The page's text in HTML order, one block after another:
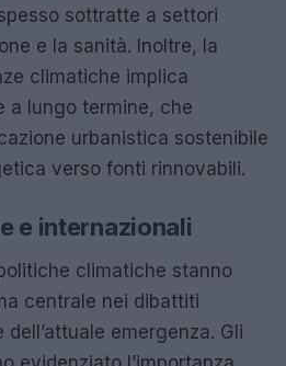
sottratte a settori
e la sanità. Inoltre, la
climatiche implica
a lungo termine, che
urbanistica sostenibile
verso fonti rinnovabili.
e internazionali
climatiche stanno
centrale nei dibattiti
emergenza. Gli